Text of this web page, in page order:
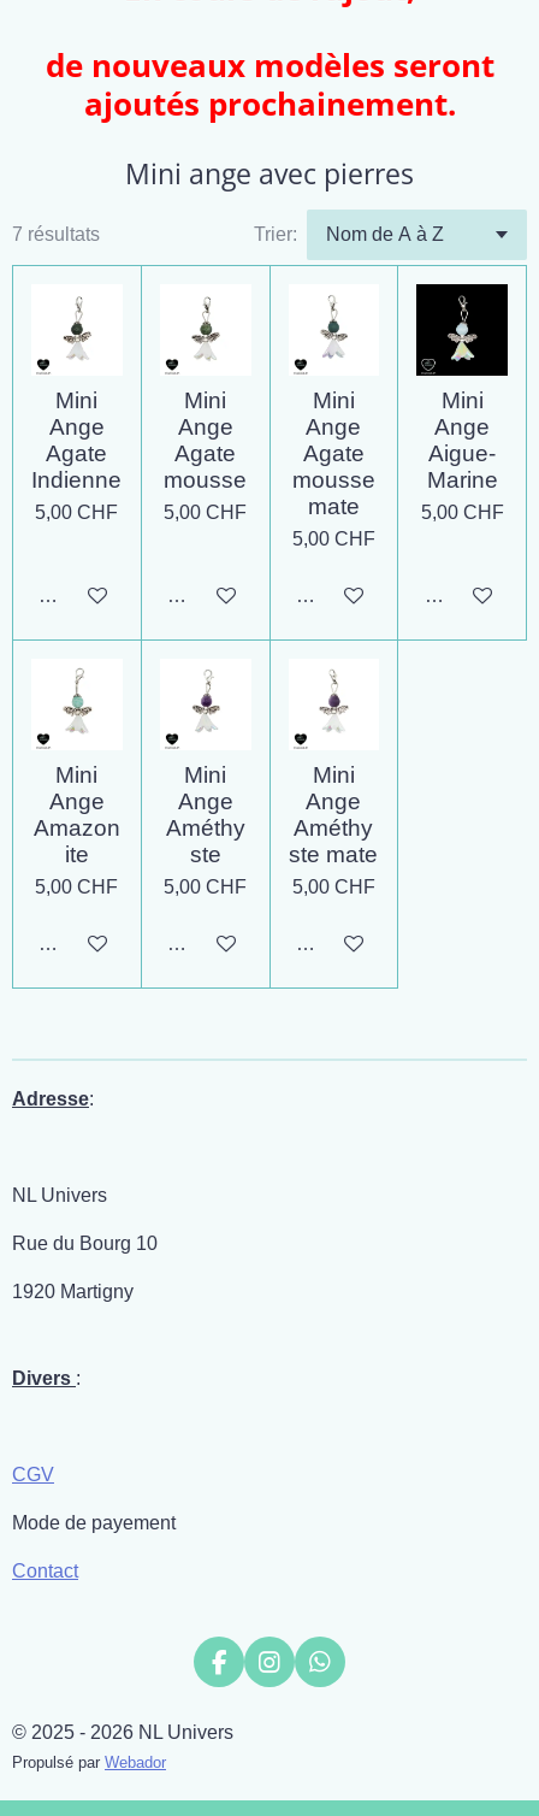
de nouveaux modèles seront
ajoutés prochainement.
Mini ange avec pierres
7 résultats Trier:
Mini
Ange
Agate
Indienne
5,00 CHF
Ajouter au panier
Mini
Ange
Agate
mousse
5,00 CHF
Ajouter au panier
Mini
Ange
Agate
mousse
mate
5,00 CHF
Ajouter au panier
Mini
Ange
Aigue-
Marine
5,00 CHF
Ajouter au
Mini
Ange
Amazon
ite
5,00 CHF
Ajouter au panier
Mini
Ange
Améthy
ste
5,00 CHF
Ajouter au panier
Mini
Ange
Améthy
ste mate
5,00 CHF
Ajouter au panier
Adresse:
NL Univers
Rue du Bourg 10
1920 Martigny
Divers :
CGV
Mode de payement
Contact
F
e
I
W
© 2025 - 2026 NL Univers
Propulsé par Webador